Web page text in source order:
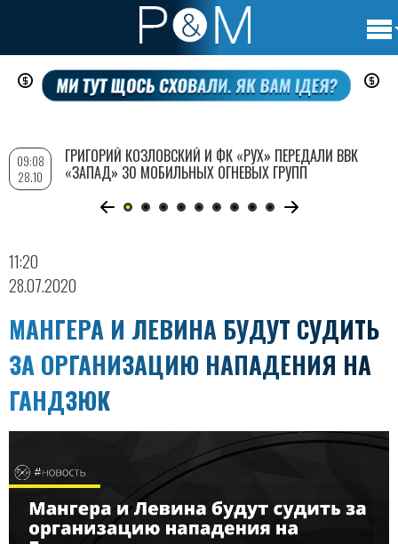
Перейти
содержанию
11:20
28.07.2020
МАНГЕРА И ЛЕВИНА БУДУТ СУДИТЬ
ЗА ОРГАНИЗАЦИЮ НАПАДЕНИЯ НА
ГАНДЗЮК
09:08
28.10
ГРИГОРИЙ КОЗЛОВСКИЙ И ФК «РУХ» ПЕРЕДАЛИ ВВК
«ЗАПАД» 30 МОБИЛЬНЫХ ОГНЕВЫХ ГРУПП